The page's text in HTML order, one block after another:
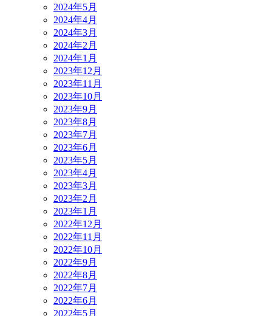
2024年5月
2024年4月
2024年3月
2024年2月
2024年1月
2023年12月
2023年11月
2023年10月
2023年9月
2023年8月
2023年7月
2023年6月
2023年5月
2023年4月
2023年3月
2023年2月
2023年1月
2022年12月
2022年11月
2022年10月
2022年9月
2022年8月
2022年7月
2022年6月
2022年5月